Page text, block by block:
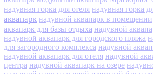
надувная горка для отеля надувная горка
аквапарк надувной аквапарк в помещении
аквапарк для базы отдыха надувной
надувной аквапарк для городского пляжа
для загородного комплекса надувной
надувной аквапарк для отеля надувной
центра надувной аквапарк на озере